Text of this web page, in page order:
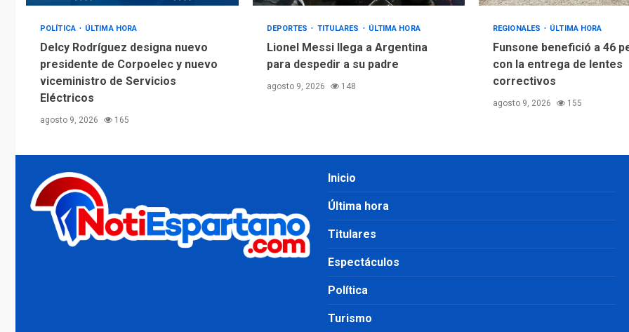
POLÍTICA ÚLTIMA HORA
Delcy Rodríguez designa nuevo
presidente de Corpoelec y nuevo
viceministro de Servicios
Eléctricos
agosto 9, 2026 165
DEPORTES TITULARES ÚLTIMA HORA
Lionel Messi llega a Argentina
para despedir a su padre
agosto 9, 2026 148
REGIONALES ÚLTIMA HORA
Funsone benefició a 46
con la entrega de lentes
correctivos
agosto 9, 2026 155
Inicio
Última hora
Titulares
Espectáculos
Política
Turismo